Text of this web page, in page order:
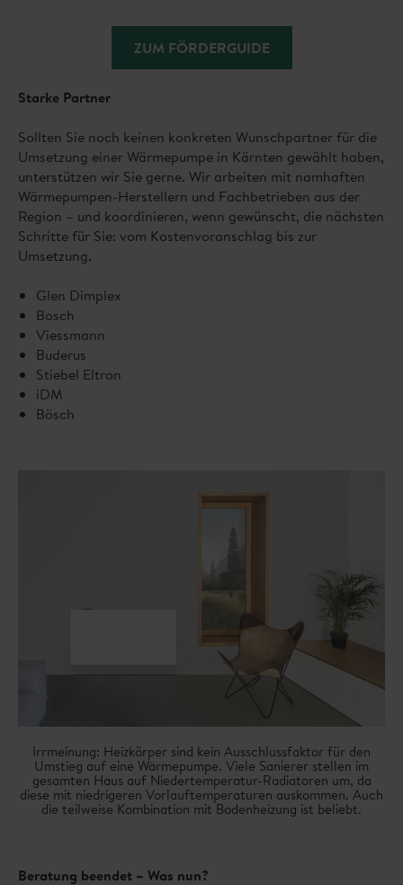
ZUM FÖRDERGUIDE
Starke Partner
Sollten Sie noch keinen konkreten Wunschpartner für die
Umsetzung einer Wärmepumpe in Kärnten gewählt haben,
unterstützen wir Sie gerne. Wir arbeiten mit namhaften
Wärmepumpen-Herstellern und Fachbetrieben aus der
Region – und koordinieren, wenn gewünscht, die nächsten
Schritte für Sie: vom Kostenvoranschlag bis zur
Umsetzung.
Glen Dimplex
Bosch
Viessmann
Buderus
Stiebel Eltron
iDM
Bösch
Irrmeinung: Heizkörper sind kein Ausschlussfaktor für den
Umstieg auf eine Wärmepumpe. Viele Sanierer stellen im
gesamten Haus auf Niedertemperatur-Radiatoren um, da
diese mit niedrigeren Vorlauftemperaturen auskommen. Auch
die teilweise Kombination mit Bodenheizung ist beliebt.
Beratung beendet – Was nun?